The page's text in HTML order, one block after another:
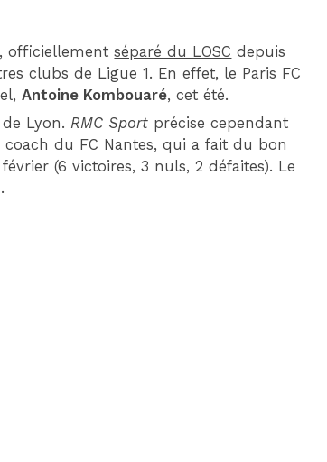
, officiellementséparé du LOSC depuis
clubs de Ligue 1. En effet, le Paris FC
Antoine Kombouaré, cet été.
Lyon. RMC Sport précise cependant
du FC Nantes, qui a fait du bon
(6 victoires, 3 nuls, 2 défaites). Le